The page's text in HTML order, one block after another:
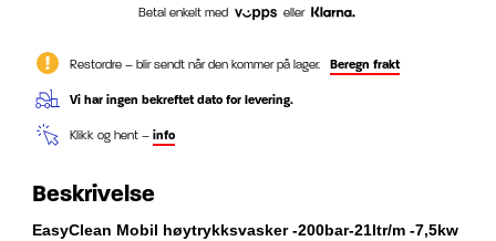
Betal enkelt med eller
Restordre – blir sendt når den kommer på lager. Beregn frakt
Vi har ingen bekreftet dato for levering.
Klikk og hent – info
Beskrivelse
EasyClean Mobil høytrykksvasker -200bar-21ltr/m -7,5kw